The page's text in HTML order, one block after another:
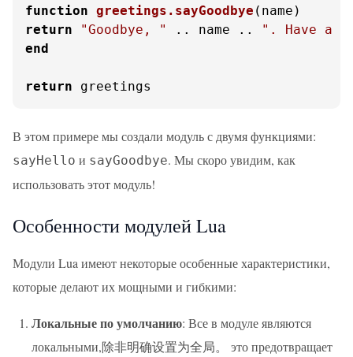
function greetings.sayGoodbye (name)
return
"Goodbye, " .. name ..
". Have a
end
return greetings
В этом примере мы создали модуль с двумя функциями:
sayHello и sayGoodbye. Мы скоро увидим, как
использовать этот модуль!
Особенности модулей Lua
Модули Lua имеют некоторые особенные характеристики,
которые делают их мощными и гибкими:
Локальные по умолчанию: Все в модуле являются
локальными,除非明确设置为全局。 это предотвращает